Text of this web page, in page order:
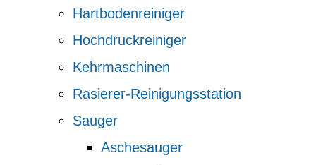
Hartbodenreiniger
Hochdruckreiniger
Kehrmaschinen
Rasierer-Reinigungsstation
Sauger
Aschesauger